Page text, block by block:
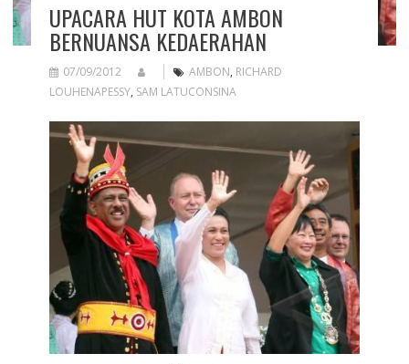
UPACARA HUT KOTA AMBON
BERNUANSA KEDAERAHAN
07/09/2012 AMBON, RICHARD
LOUHENAPESSY, SAM LATUCONSINA